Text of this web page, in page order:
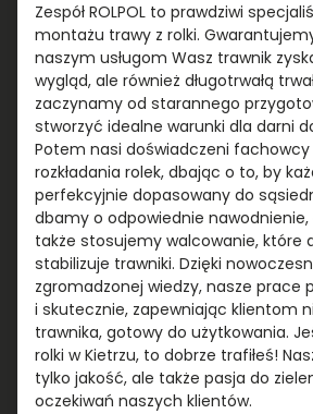
Zespół ROLPOL to prawdziwi
montażu trawy z rolki.
naszym usługom Wasz trawnik
wygląd, ale również długotrwałą
zaczynamy od starannego
stworzyć idealne warunki dla darni
Potem nasi doświadczeni
rozkładania rolek, dbając o to, by
perfekcyjnie dopasowany do
dbamy o odpowiednie
także stosujemy walcowanie, które
stabilizuje trawniki. Dzięki
zgromadzonej wiedzy, nasze prace
i skutecznie, zapewniając klientom
trawnika, gotowy do użytkowania.
rolki w Kietrzu, to dobrze trafiłeś!
tylko jakość, ale także pasja do
oczekiwań naszych klientów.